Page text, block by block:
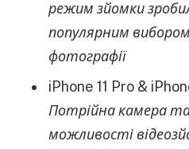
режим зйомки
популярним
фотографії
iPhone 11 Pro &
Потрійна камера та
можливості